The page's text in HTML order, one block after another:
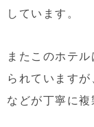
しています。
またこのホテ
られています
などが丁寧に複